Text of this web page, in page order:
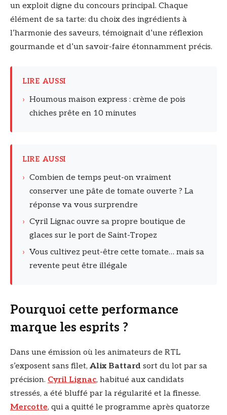
un exploit digne du concours principal. Chaque
élément de sa tarte: du choix des ingrédients à
l’harmonie des saveurs, témoignait d’une réflexion
gourmande et d’un savoir-faire étonnamment précis.
LIRE AUSSI
› Houmous maison express : crème de pois
chiches prête en 10 minutes
LIRE AUSSI
› Combien de temps peut-on vraiment
conserver une pâte de tomate ouverte ? La
réponse va vous surprendre
› Cyril Lignac ouvre sa propre boutique de
glaces sur le port de Saint-Tropez
› Vous cultivez peut-être cette tomate… mais sa
revente peut être illégale
Pourquoi cette performance
marque les esprits ?
Dans une émission où les animateurs de RTL
s’exposent sans filet, Alix Battard sort du lot par sa
précision. Cyril Lignac, habitué aux candidats
stressés, a été bluffé par la régularité et la finesse.
Mercotte, qui a quitté le programme après quatorze